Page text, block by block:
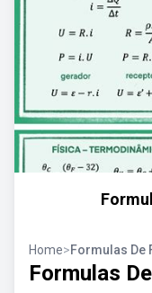
Home>Formulas De
Formulas